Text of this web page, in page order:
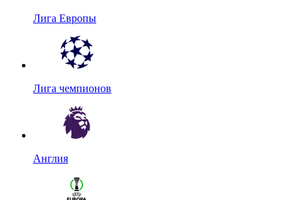
Лига Европы
Лига чемпионов
Англия